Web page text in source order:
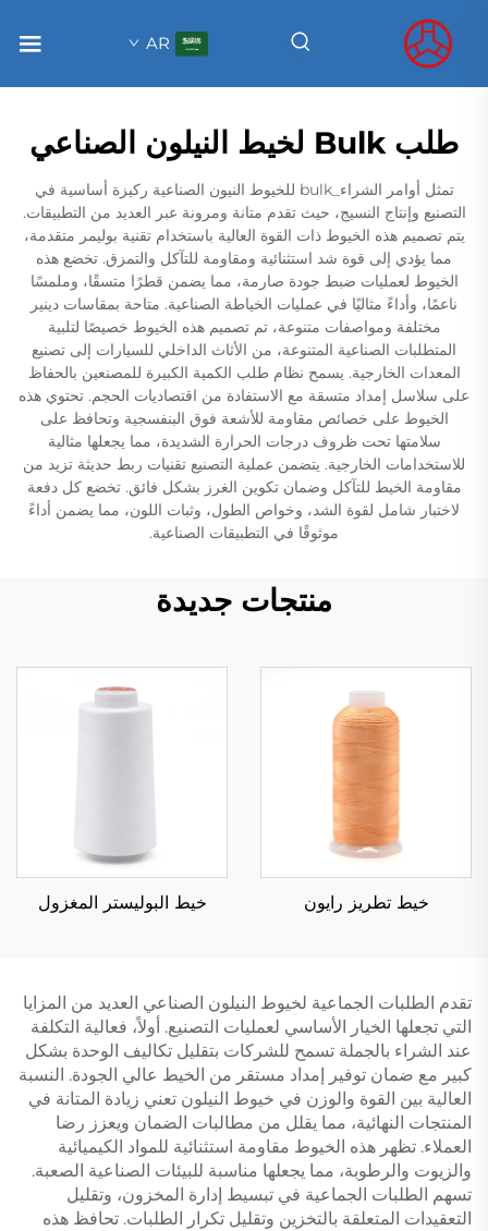
AR
طلب Bulk لخيط النيلون الصناعي
تمثل أوامر الشراء_bulk للخيوط النيون الصناعية ركيزة أساسية في
التصنيع وإنتاج النسيج، حيث تقدم متانة ومرونة عبر العديد من التطبيقات.
يتم تصميم هذه الخيوط ذات القوة العالية باستخدام تقنية بوليمر متقدمة،
مما يؤدي إلى قوة شد استثنائية ومقاومة للتآكل والتمزق. تخضع هذه
الخيوط لعمليات ضبط جودة صارمة، مما يضمن قطرًا متسقًا، وملمسًا
ناعمًا، وأداءً مثاليًا في عمليات الخياطة الصناعية. متاحة بمقاسات دينير
مختلفة ومواصفات متنوعة، تم تصميم هذه الخيوط خصيصًا لتلبية
المتطلبات الصناعية المتنوعة، من الأثاث الداخلي للسيارات إلى تصنيع
المعدات الخارجية. يسمح نظام طلب الكمية الكبيرة للمصنعين بالحفاظ
على سلاسل إمداد متسقة مع الاستفادة من اقتصاديات الحجم. تحتوي هذه
الخيوط على خصائص مقاومة للأشعة فوق البنفسجية وتحافظ على
سلامتها تحت ظروف درجات الحرارة الشديدة، مما يجعلها مثالية
للاستخدامات الخارجية. يتضمن عملية التصنيع تقنيات ربط حديثة تزيد من
مقاومة الخيط للتآكل وضمان تكوين الغرز بشكل فائق. تخضع كل دفعة
لاختبار شامل لقوة الشد، وخواص الطول، وثبات اللون، مما يضمن أداءً
موثوقًا في التطبيقات الصناعية.
منتجات جديدة
خيط تطريز رايون خيط البوليستر المغزول
تقدم الطلبات الجماعية لخيوط النيلون الصناعي العديد من المزايا
التي تجعلها الخيار الأساسي لعمليات التصنيع. أولاً، فعالية التكلفة
عند الشراء بالجملة تسمح للشركات بتقليل تكاليف الوحدة بشكل
كبير مع ضمان توفير إمداد مستقر من الخيط عالي الجودة. النسبة
العالية بين القوة والوزن في خيوط النيلون تعني زيادة المتانة في
المنتجات النهائية، مما يقلل من مطالبات الضمان ويعزز رضا
العملاء. تظهر هذه الخيوط مقاومة استثنائية للمواد الكيميائية
والزيوت والرطوبة، مما يجعلها مناسبة للبيئات الصناعية الصعبة.
تسهم الطلبات الجماعية في تبسيط إدارة المخزون، وتقليل
التعقيدات المتعلقة بالتخزين وتقليل تكرار الطلبات. تحافظ هذه